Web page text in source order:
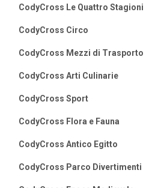
CodyCross Le Quattro Stagioni
CodyCross Circo
CodyCross Mezzi di Trasporto
CodyCross Arti Culinarie
CodyCross Sport
CodyCross Flora e Fauna
CodyCross Antico Egitto
CodyCross Parco Divertimenti